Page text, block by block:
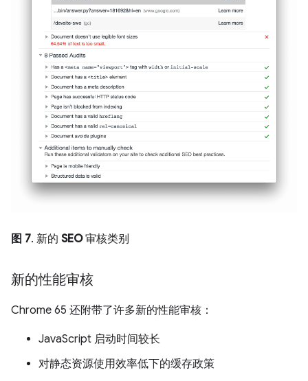
图 7. 新的 SEO审核类别
新的性能审核
Chrome 65 还附带了许多新的性能审核：
JavaScript 启动时间较长
对静态资源使用效率低下的缓存政策